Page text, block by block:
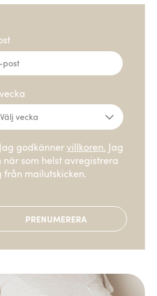
Jag godkänner villkoren. Jag
när som helst avregistrera
från mailutskicken.
PRENUMERERA